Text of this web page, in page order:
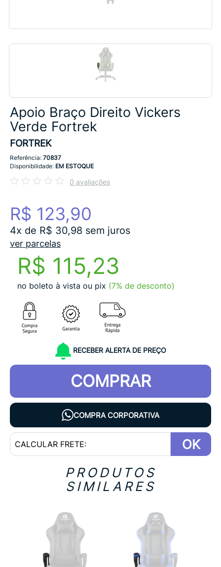
Apoio Braço Direito Vickers
Verde Fortrek
FORTREK
Referência: 70837
Disponibilidade: EM ESTOQUE
0 avaliações
R$ 123,90
4x de R$ 30,98 sem juros
ver parcelas
R$ 115,23
no boleto à vista ou pix (7% de desconto)
RECEBER ALERTA DE PREÇO
COMPRAR
COMPRA CORPORATIVA
OK
PRODUTOS
SIMILARES